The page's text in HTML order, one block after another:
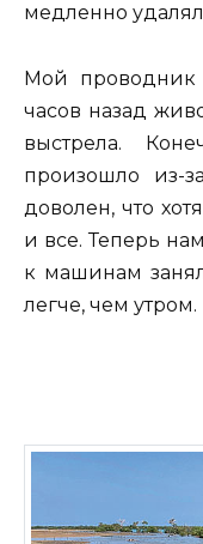
медленно
Мой проводник
часов назад
выстрела.
произошло из-
доволен, что
и все. Теперь
к машинам
легче, чем утром.